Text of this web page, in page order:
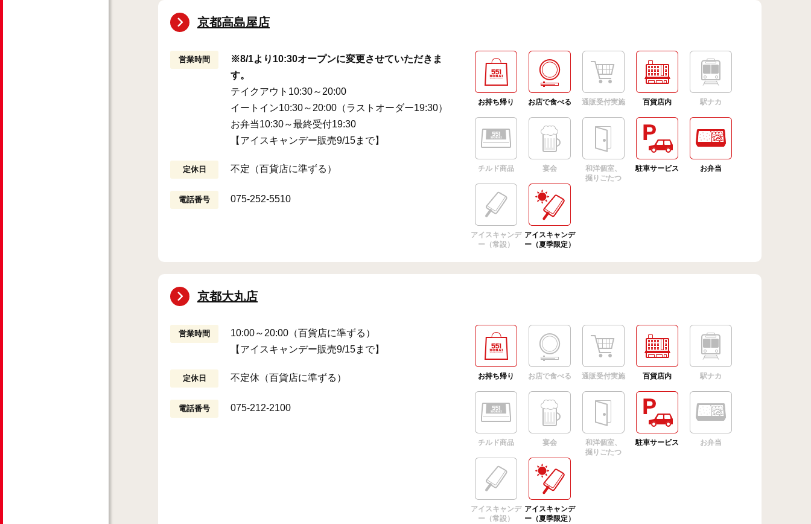
京都高島屋店
営業時間
※8/1より10:30オープンに変更させていただきま
す。
テイクアウト10:30～20:00
イートイン10:30～20:00（ラストオーダー19:30）
お弁当10:30～最終受付19:30
【アイスキャンデー販売9/15まで】
定休日 不定（百貨店に準ずる）
電話番号 075-252-5510
お持ち帰り お店で食べる 通販受付実施 百貨店内 駅ナカ
チルド商品 宴会
和洋個室、
掘りごたつ
駐車サービス お弁当
アイスキャンデ
ー（常設）
アイスキャンデ
ー（夏季限定）
京都大丸店
営業時間
10:00～20:00（百貨店に準ずる）
【アイスキャンデー販売9/15まで】
定休日 不定休（百貨店に準ずる）
電話番号 075-212-2100
お持ち帰り お店で食べる 通販受付実施 百貨店内 駅ナカ
チルド商品 宴会
和洋個室、
掘りごたつ
駐車サービス お弁当
アイスキャンデ
ー（常設）
アイスキャンデ
ー（夏季限定）